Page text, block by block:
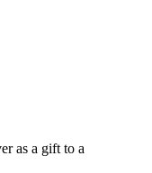
as a gift to a